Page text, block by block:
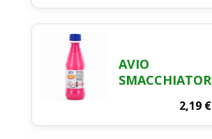
FORMULA
ATTIVA 50ML
AVIO
2,19 €